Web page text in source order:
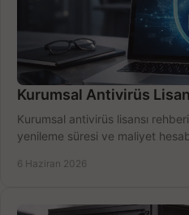
Kurumsal Antivirüs
Kurumsal antivirüs lisansı
yenileme süresi ve maliyet
6 Haziran 2026